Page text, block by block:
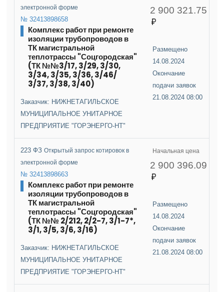
электронной форме
№ 32413898658
Комплекс работ при ремонте
изоляции трубопроводов в
ТК магистральной
теплотрассы "Соцгородская"
(ТК №№3/17, 3/29, 3/30,
3/34, 3/35, 3/36, 3/46/
3/37, 3/38, 3/40)
Заказчик: НИЖНЕТАГИЛЬСКОЕ
МУНИЦИПАЛЬНОЕ УНИТАРНОЕ
ПРЕДПРИЯТИЕ "ГОРЭНЕРГО-НТ"
2 900 321.75
Размещено
14.08.2024
Окончание
подачи заявок
21.08.2024 08:00
223 ФЗОткрытый запрос котировок в
электронной форме
№ 32413898663
Комплекс работ при ремонте
изоляции трубопроводов в
ТК магистральной
теплотрассы "Соцгородская"
(ТК №№ 2/212, 2/2-7, 3/1-7*,
3/1, 3/5, 3/6, 3/16)
Заказчик: НИЖНЕТАГИЛЬСКОЕ
МУНИЦИПАЛЬНОЕ УНИТАРНОЕ
ПРЕДПРИЯТИЕ "ГОРЭНЕРГО-НТ"
Начальная цена
2 900 396.09
Размещено
14.08.2024
Окончание
подачи заявок
21.08.2024 08:00